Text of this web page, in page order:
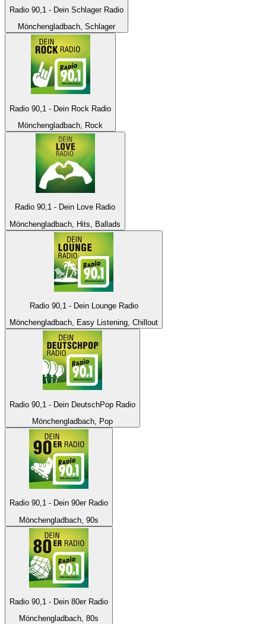
Radio 90,1 - Dein Schlager Radio
Mönchengladbach, Schlager
Radio 90,1 - Dein Rock Radio
Mönchengladbach, Rock
Radio 90,1 - Dein Love Radio
Mönchengladbach, Hits, Ballads
Radio 90,1 - Dein Lounge Radio
Mönchengladbach, Easy Listening, Chillout
Radio 90,1 - Dein DeutschPop Radio
Mönchengladbach, Pop
Radio 90,1 - Dein 90er Radio
Mönchengladbach, 90s
Radio 90,1 - Dein 80er Radio
Mönchengladbach, 80s